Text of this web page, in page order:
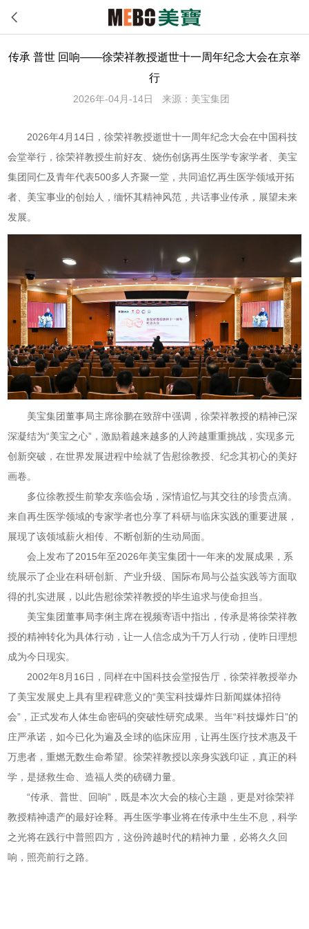
传承 普世 回响——徐荣祥教授逝世十一周年纪念大会在京举
行
2026年-04月-14日 来源：美宝集团
2026年4月14日，徐荣祥教授逝世十一周年纪念大会在中国科技
会堂举行，徐荣祥教授生前好友、烧伤创疡再生医学专家学者、美宝
集团同仁及青年代表500多人齐聚一堂，共同追忆再生医学领域开拓
者、美宝事业的创始人，缅怀其精神风范，共话事业传承，展望未来
发展。
美宝集团董事局主席徐鹏在致辞中强调，徐荣祥教授的精神已深
深凝结为“美宝之心”，激励着越来越多的人跨越重重挑战，实现多元
创新突破，在世界发展进程中绘就了告慰徐教授、纪念其初心的美好
画卷。
多位徐教授生前挚友亲临会场，深情追忆与其交往的珍贵点滴。
来自再生医学领域的专家学者也分享了科研与临床实践的重要进展，
展现了该领域薪火相传、不断创新的生动局面。
会上发布了2015年至2026年美宝集团十一年来的发展成果，系
统展示了企业在科研创新、产业升级、国际布局与公益实践等方面取
得的扎实进展，以此告慰徐荣祥教授的毕生追求与使命担当。
美宝集团董事局李俐主席在视频寄语中指出，传承是将徐荣祥教
授的精神转化为具体行动，让一人信念成为千万人行动，使昨日理想
成为今日现实。
2002年8月16日，同样在中国科技会堂报告厅，徐荣祥教授举办
了美宝发展史上具有里程碑意义的“美宝科技爆炸日新闻媒体招待
会”，正式发布人体生命密码的突破性研究成果。当年“科技爆炸日”的
庄严承诺，如今已化为遍及全球的临床应用，让再生医疗技术惠及千
万患者，重燃无数生命希望。徐荣祥教授以亲身实践印证，真正的科
学，是拯救生命、造福人类的磅礴力量。
“传承、普世、回响”，既是本次大会的核心主题，更是对徐荣祥
教授精神遗产的最好诠释。再生医学事业将在传承中生生不息，科学
之光将在践行中普照四方，这份跨越时代的精神力量，必将久久回
响，照亮前行之路。